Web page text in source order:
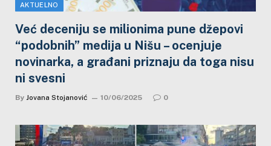
AKTUELNO
Već deceniju se milionima pune džepovi
“podobnih” medija u Nišu – ocenjuje
novinarka, a građani priznaju da toga nisu
ni svesni
By Jovana Stojanović 10/06/2025 0